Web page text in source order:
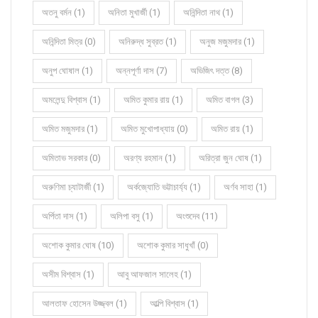
অতনু বর্মন (1) অনিতা মুখার্জী (1) অনিন্দিতা নাথ (1)
অনিন্দিতা মিত্র (0) অনিরুদ্ধ সুব্রত (1) অনুজ মজুমদার (1)
অনুপ ঘোষাল (1) অন্নপূর্ণা দাস (7) অভিজিৎ দত্ত (8)
অমলেন্দু বিশ্বাস (1) অমিত কুমার রায় (1) অমিত বাগল (3)
অমিত মজুমদার (1) অমিত মুখোপাধ্যায় (0) অমিত রায় (1)
অমিতাভ সরকার (0) অরণ্য রহমান (1) অরিত্রা জুন ঘোষ (1)
অরুণিমা চ্যাটার্জী (1) অর্কজ্যোতি ভট্টাচার্য্য (1) অর্ণব সাহা (1)
অর্পিতা দাস (1) অলিপা বসু (1) অংশুদেব (11)
অশোক কুমার ঘোষ (10) অশোক কুমার সাধুখাঁ (0)
অসীম বিশ্বাস (1) আবু আফজাল সালেহ (1)
আলতাফ হোসেন উজ্জ্বল (1) আল্পি বিশ্বাস (1)